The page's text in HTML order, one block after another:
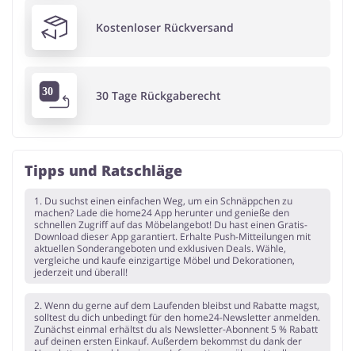
Kostenloser Rückversand
30 Tage Rückgaberecht
Tipps und Ratschläge
1. Du suchst einen einfachen Weg, um ein Schnäppchen zu
machen? Lade die home24 App herunter und genieße den
schnellen Zugriff auf das Möbelangebot! Du hast einen Gratis-
Download dieser App garantiert. Erhalte Push-Mitteilungen mit
aktuellen Sonderangeboten und exklusiven Deals. Wähle,
vergleiche und kaufe einzigartige Möbel und Dekorationen,
jederzeit und überall!
2. Wenn du gerne auf dem Laufenden bleibst und Rabatte magst,
solltest du dich unbedingt für den home24-Newsletter anmelden.
Zunächst einmal erhältst du als Newsletter-Abonnent 5 % Rabatt
auf deinen ersten Einkauf. Außerdem bekommst du dank der